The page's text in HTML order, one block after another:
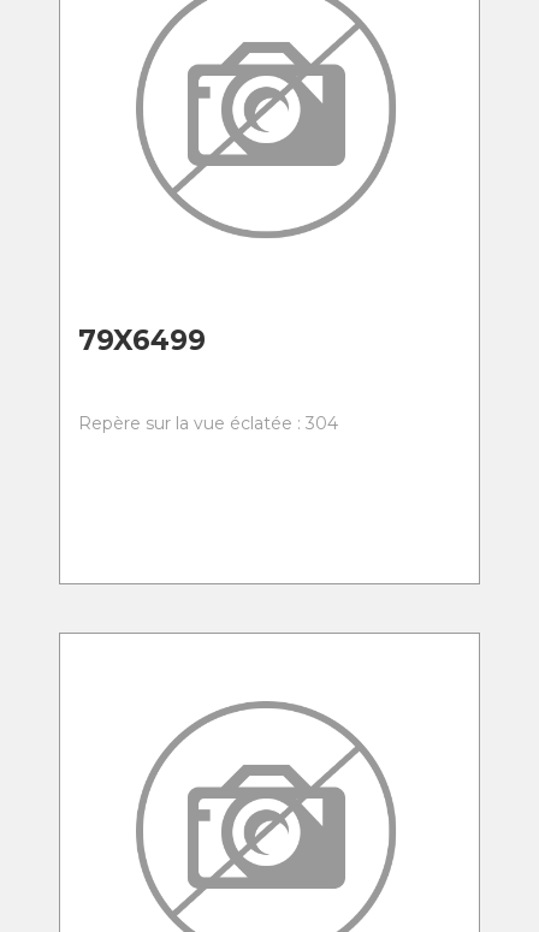
79X6499
Repère sur la vue éclatée : 304